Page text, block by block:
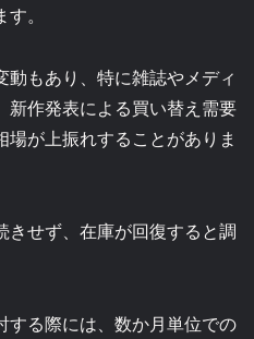
。
もあり、特に雑誌やメディ
新作発表による買い替え需要
が上振れすることがありま
きせず、在庫が回復すると調
する際には、数か月単位での